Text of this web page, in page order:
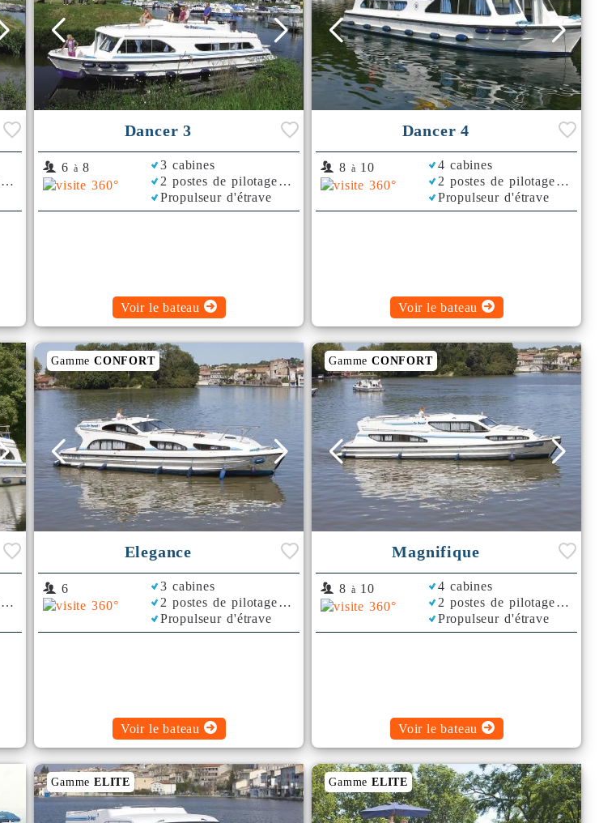
Dancer 3
6 à 8
3 cabines
2 postes de pilotage
Propulseur d'étrave
Voir le bateau
Dancer 4
8 à 10
4 cabines
2 postes de pilotage
Propulseur d'étrave
Voir le bateau
Gamme CONFORT
Elegance
6
3 cabines
2 postes de pilotage
Propulseur d'étrave
Rafraichisseur d'Air
Voir le bateau
GammeCONFORT
Magnifique
8 à 10
4 cabines
2 postes de pilotage
Propulseur d'étrave
Rafraichisseur d'Air
Voir le bateau
Gamme ELITE GammeELITE